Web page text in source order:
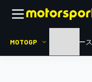
MOTOGP ニュース